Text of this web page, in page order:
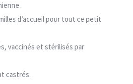
d’accueil pour tout ce petit
vaccinés et stérilisés par
castrés.